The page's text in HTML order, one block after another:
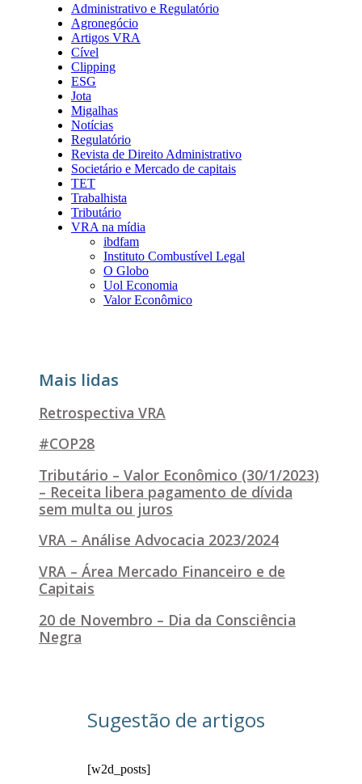
Administrativo e Regulatório
Agronegócio
Artigos VRA
Cível
Clipping
ESG
Jota
Migalhas
Notícias
Regulatório
Revista de Direito Administrativo
Societário e Mercado de capitais
TET
Trabalhista
Tributário
VRA na mídia
ibdfam
Instituto Combustível Legal
O Globo
Uol Economia
Valor Econômico
Mais lidas
Retrospectiva VRA
#COP28
Tributário – Valor Econômico (30/1/2023)
– Receita libera pagamento de dívida
sem multa ou juros
VRA – Análise Advocacia 2023/2024
VRA – Área Mercado Financeiro e de
Capitais
20 de Novembro – Dia da Consciência
Negra
Sugestão de artigos
[w2d_posts]